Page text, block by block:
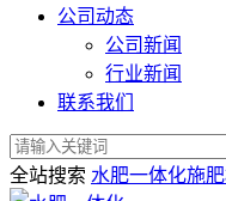
公司动态
公司新闻
行业新闻
联系我们
全站搜索 水肥一体化施